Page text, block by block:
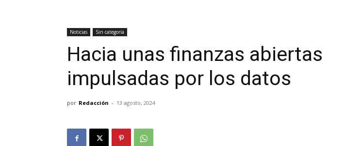
Noticias Sin categoría
Hacia unas finanzas abiertas
impulsadas por los datos
por Redacción - 13 agosto, 2024